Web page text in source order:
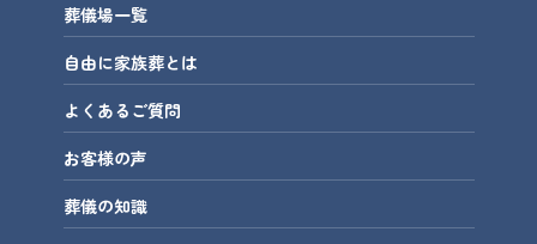
葬儀場一覧
自由に家族葬とは
よくあるご質問
お客様の声
葬儀の知識